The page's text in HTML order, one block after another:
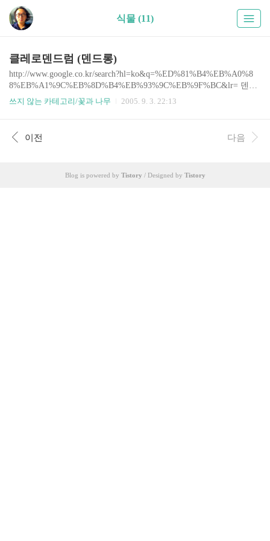
식물 (11)
클레로덴드럼 (덴드롱)
http://www.google.co.kr/search?hl=ko&q=%ED%81%B4%EB%A0%8
8%EB%A1%9C%EB%8D%B4%EB%93%9C%EB%9F%BC&lr= 덴드
롱이라고 하는 식물로 잘 기르는 것은 두 종류가 있다. 하나는 클레
롱을 하나의 단어로 생각하고 마치 합성어 취급하는 것도 있는 것의
영향도 있어 다음과 같은 조합으로 검색이 가능해진다. * 덴드롱,덴
필로 덴드럼 * 필로덴드론, 필로덴드롱,필로..
쓰지 않는 카테고리/꽃과 나무 2005. 9. 3. 22:13
이전 다음
Blog is powered by Tistory / Designed by Tistory